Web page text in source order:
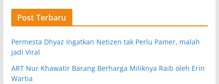
Post Terbaru
Permesta Dhyaz Ingatkan Netizen tak Perlu Pamer, malah
jadi Viral
ART Nur Khawatir Barang Berharga Miliknya Raib oleh Erin
Wartia